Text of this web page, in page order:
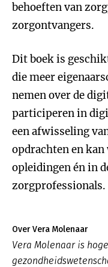
behoeften van
zorgontvangers.
Dit boek is
die meer
nemen over de
participeren in
een afwisseling
opdrachten en
opleidingen én in
zorgprofessionals.
Over Vera Molenaar
Vera Molenaar is